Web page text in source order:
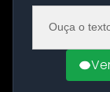
ocorreu na
Ouça o